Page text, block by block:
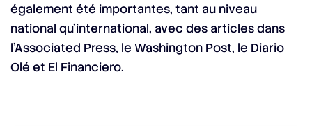
également été importantes, tant au niveau
national qu’international, avec des articles dans
l’Associated Press, le Washington Post, le Diario
Olé et El Financiero.